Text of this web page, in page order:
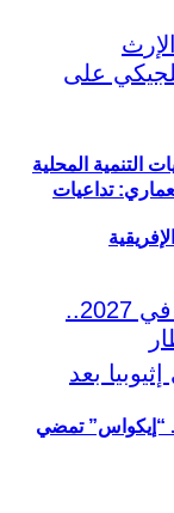
التنمية المحلية
تداعيات
العملة الموحدة “إيكو” في 2027.. “إيكواس” تمضي